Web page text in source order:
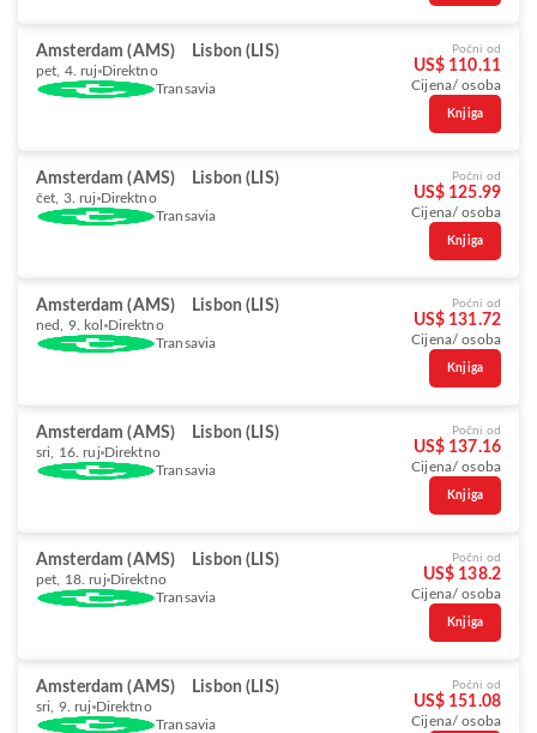
Amsterdam (AMS) Lisbon (LIS)
pet, 4. ruj Direktno
Transavia
Počni od
US$ 110.11
Cijena/ osoba
Knjiga
Amsterdam (AMS) Lisbon (LIS)
čet, 3. ruj Direktno
Transavia
Počni od
US$ 125.99
Cijena/ osoba
Knjiga
Amsterdam (AMS) Lisbon (LIS)
ned, 9. kol Direktno
Transavia
Počni od
US$ 131.72
Cijena/ osoba
Knjiga
Amsterdam (AMS) Lisbon (LIS)
sri, 16. ruj Direktno
Transavia
Počni od
US$ 137.16
Cijena/ osoba
Knjiga
Amsterdam (AMS) Lisbon (LIS)
pet, 18. ruj Direktno
Transavia
Počni od
US$ 138.2
Cijena/ osoba
Knjiga
Amsterdam (AMS) Lisbon (LIS)
sri, 9. ruj Direktno
Transavia
Počni od
US$ 151.08
Cijena/ osoba